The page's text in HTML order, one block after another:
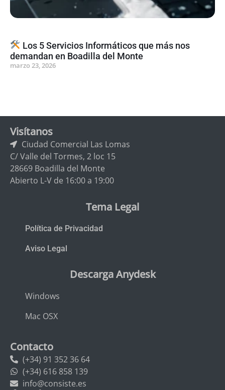
Los 5 Servicios Informáticos que más nos
demandan en Boadilla del Monte
marzo 23, 2026
Visítanos
Ciudad Comercial Las Lomas
C/ Valle del Tormes, 2 loc 15
28669 Boadilla del Monte
Abierto L-V de 16:00 a 19:00
Tema Legal
Política de Privacidad
Aviso Legal
Descarga Anydesk
Windows
Mac OSX
Contacto
(+34) 91 352 36 64
(+34) 616 858 139
info@consiste.es